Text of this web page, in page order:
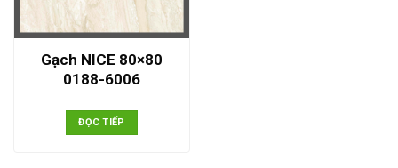
Gạch NICE 80×80
0188-6006
ĐỌC TIẾP